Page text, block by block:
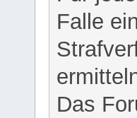
Falle
Das